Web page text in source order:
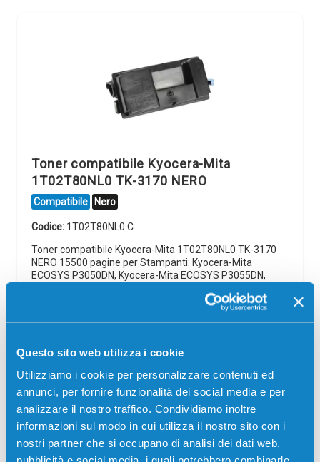
Questo sito web utilizza i cookie
Utilizziamo i cookie per personalizzare contenuti ed
annunci, per fornire funzionalità dei social media e per
analizzare il nostro traffico. Condividiamo inoltre
informazioni sul modo in cui utilizza il nostro sito con i
nostri partner che si occupano di analisi dei dati web,
Toner compatibile Kyocera-Mita
1T02T80NL0 TK-3170 NERO
Compatibile Nero
Codice: 1T02T80NL0.C
Toner compatibile Kyocera-Mita 1T02T80NL0 TK-3170
NERO 15500 pagine per Stampanti: Kyocera-Mita
ECOSYS P3050DN, Kyocera-Mita ECOSYS P3055DN,
P3150DN, Kyocera-Mita ECOSYS P3155DN,…
CONSEGNA IN 24/48 ORE
Aggiungi al carrello
SCADE TRA: